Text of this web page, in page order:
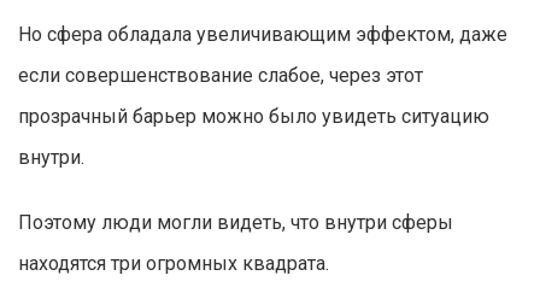
Но сфера обладала увеличивающим эффектом, даже
если совершенствование слабое, через этот
прозрачный барьер можно было увидеть ситуацию
внутри.
Поэтому люди могли видеть, что внутри сферы
находятся три огромных квадрата.